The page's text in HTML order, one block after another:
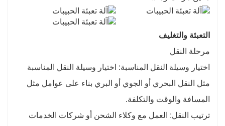
التعبئة والتغليف
مرحلة النقل
اختيار وسيلة النقل المناسبة: اختيار وسيلة النقل المناسبة
مثل النقل البحري أو الجوي أو البري بناء على عوامل مثل
المسافة والوقت والتكلفة.
ترتيب النقل: العمل مع وكلاء الشحن أو شركات الخدمات